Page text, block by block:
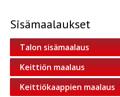
Sisämaalaukset
Talon sisämaalaus
Keittiön maalaus
Keittiökaappien maalaus